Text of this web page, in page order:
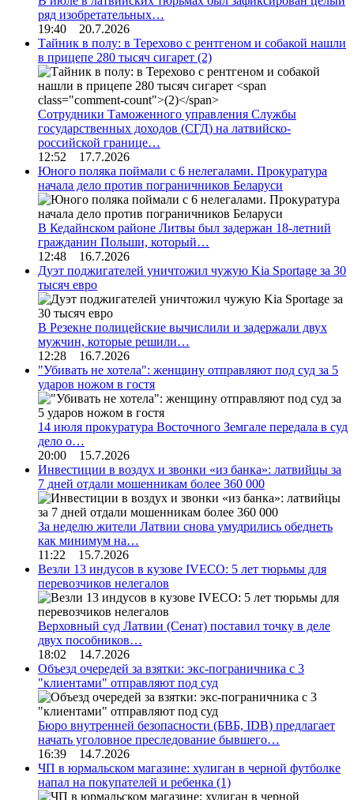
ряд изобретательных…
19:40 20.7.2026
Тайник в полу: в Терехово с рентгеном и собакой нашли
в прицепе 280 тысяч сигарет (2)
Сотрудники Таможенного управления Службы
государственных доходов (СГД) на латвийско-
российской границе…
12:52 17.7.2026
Юного поляка поймали с 6 нелегалами. Прокуратура
начала дело против пограничников Беларуси
В Кедайнском районе Литвы был задержан 18-летний
гражданин Польши, который…
12:48 16.7.2026
Дуэт поджигателей уничтожил чужую Kia Sportage за 30
тысяч евро
В Резекне полицейские вычислили и задержали двух
мужчин, которые решили…
12:28 16.7.2026
"Убивать не хотела": женщину отправляют под суд за 5
ударов ножом в гостя
14 июля прокуратура Восточного Земгале передала в суд
дело о…
20:00 15.7.2026
Инвестиции в воздух и звонки «из банка»: латвийцы за
7 дней отдали мошенникам более 360 000
За неделю жители Латвии снова умудрились обеднеть
как минимум на…
11:22 15.7.2026
Везли 13 индусов в кузове IVECO: 5 лет тюрьмы для
перевозчиков нелегалов
Верховный суд Латвии (Сенат) поставил точку в деле
двух пособников…
18:02 14.7.2026
Объезд очередей за взятки: экс-пограничника с 3
"клиентами" отправляют под суд
Бюро внутренней безопасности (БВБ, IDB) предлагает
начать уголовное преследование бывшего…
16:39 14.7.2026
ЧП в юрмальском магазине: хулиган в черной футболке
напал на покупателей и ребенка (1)